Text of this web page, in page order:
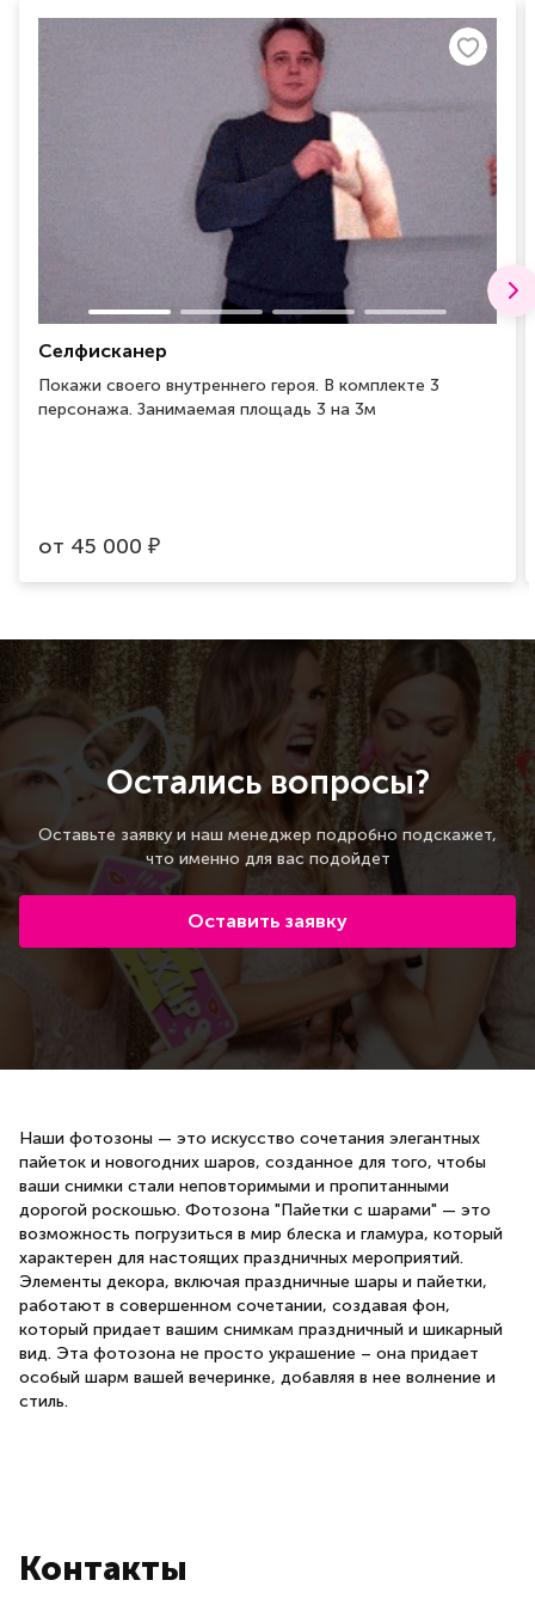
Селфисканер
Покажи своего внутреннего героя. В комплекте 3
персонажа. Занимаемая площадь 3 на 3м
от 45 000 ₽
Остались вопросы?
Оставьте заявку и наш менеджер подробно подскажет,
что именно для вас подойдет
Оставить заявку
Наши фотозоны — это искусство сочетания элегантных
пайеток и новогодних шаров, созданное для того, чтобы
ваши снимки стали неповторимыми и пропитанными
дорогой роскошью. Фотозона "Пайетки с шарами" — это
возможность погрузиться в мир блеска и гламура, который
характерен для настоящих праздничных мероприятий.
Элементы декора, включая праздничные шары и пайетки,
работают в совершенном сочетании, создавая фон,
который придает вашим снимкам праздничный и шикарный
вид. Эта фотозона не просто украшение – она придает
особый шарм вашей вечеринке, добавляя в нее волнение и
стиль.
Контакты